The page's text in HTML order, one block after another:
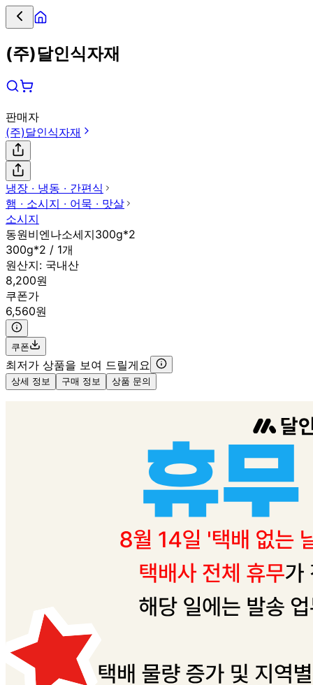
(주)달인식자재
판매자
(주)달인식자재
냉장 ∙ 냉동 ∙ 간편식
햄 ∙ 소시지 ∙ 어묵 ∙ 맛살
소시지
동원비엔나소세지300g*2
300g*2 / 1개
원산지: 국내산
8,200원
쿠폰가
6,560원
쿠폰
최저가 상품을 보여 드릴게요
상세 정보 구매 정보 상품 문의